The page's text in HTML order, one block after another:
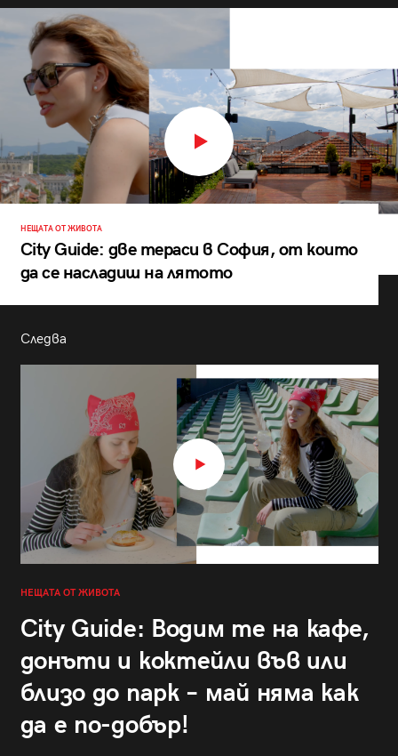
НЕЩАТА ОТ ЖИВОТА
City Guide: две тераси в София, от които
да се насладиш на лятото
Следва
НЕЩАТА ОТ ЖИВОТА
City Guide: Водим те на кафе,
донъти и коктейли във или
близо до парк – май няма как
да е по-добър!